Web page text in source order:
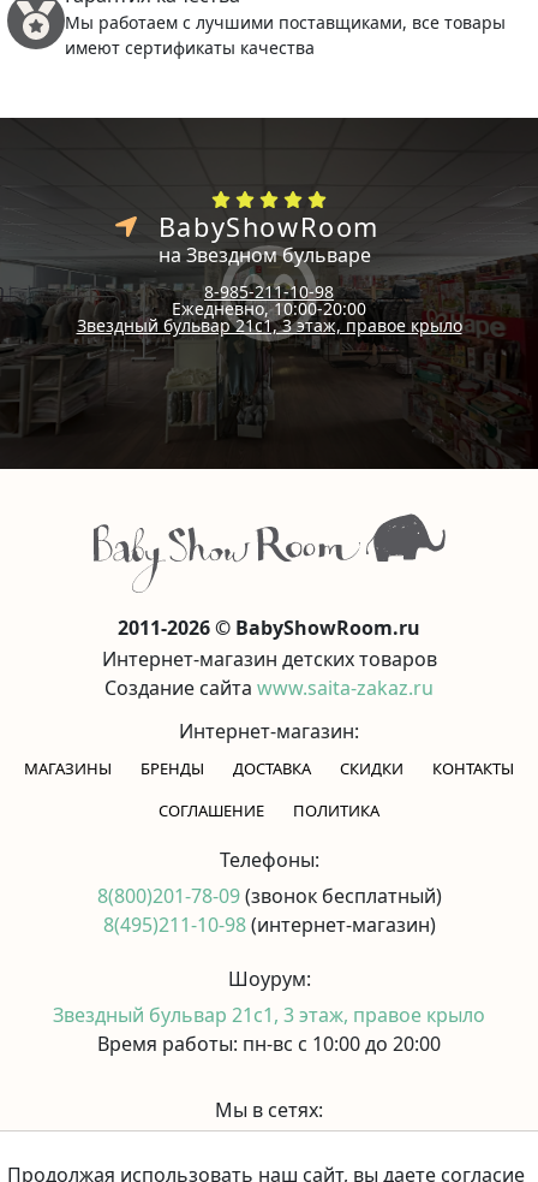
Мы работаем с лучшими поставщиками, все товары
имеют сертификаты качества
BabyShowRoom
на Звездном бульваре
8-985-211-10-98
Ежедневно, 10:00-20:00
Звездный бульвар 21с1, 3 этаж, правое крыло
2011-2026 © BabyShowRoom.ru
Интернет-магазин детских товаров
Создание сайта www.saita-zakaz.ru
Интернет-магазин:
МАГАЗИНЫ БРЕНДЫ ДОСТАВКА СКИДКИ
КОНТАКТЫ
CОГЛАШЕНИЕ
ПОЛИТИКА
Телефоны:
8(800)201-78-09(звонок бесплатный)
8(495)211-10-98(интернет-магазин)
Шоурум:
Звездный бульвар 21с1, 3 этаж, правое крыло
Время работы: пн-вс с 10:00 до 20:00
Мы в сетях:
Продолжая использовать наш сайт, вы даете согласие